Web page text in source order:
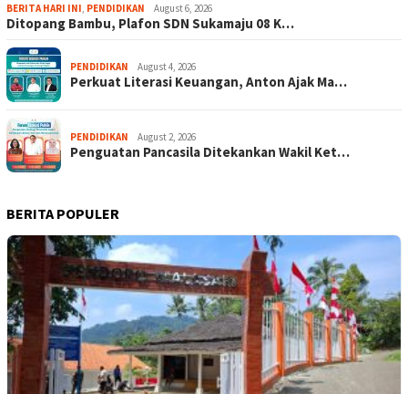
BERITA HARI INI PENDIDIKAN August 6, 2026
Ditopang Bambu, Plafon SDN Sukamaju 08 K…
PENDIDIKAN August 4, 2026
Perkuat Literasi Keuangan, Anton Ajak Ma…
PENDIDIKAN August 2, 2026
Penguatan Pancasila Ditekankan Wakil Ket…
BERITA POPULER